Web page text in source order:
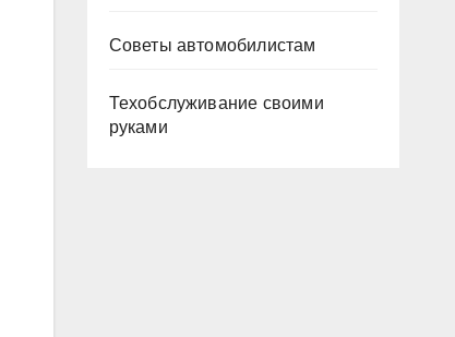
Советы автомобилистам
Техобслуживание своими
руками